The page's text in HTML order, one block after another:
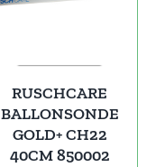
RUSCHCARE
BALLONSONDE
GOLD+ CH22
40CM 850002